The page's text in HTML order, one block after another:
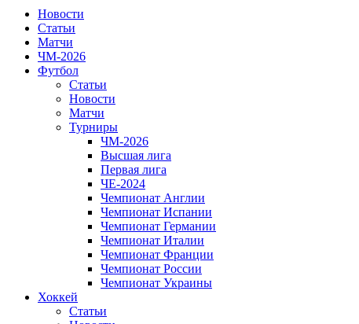
Новости
Статьи
Матчи
ЧМ-2026
Футбол
Статьи
Новости
Матчи
Турниры
ЧМ-2026
Высшая лига
Первая лига
ЧЕ-2024
Чемпионат Англии
Чемпионат Испании
Чемпионат Германии
Чемпионат Италии
Чемпионат Франции
Чемпионат России
Чемпионат Украины
Хоккей
Статьи